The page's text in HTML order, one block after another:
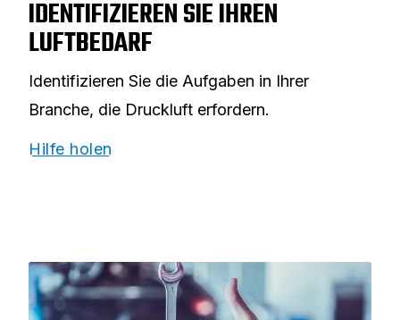
IDENTIFIZIEREN SIE IHREN
LUFTBEDARF
Identifizieren Sie die Aufgaben in Ihrer
Branche, die Druckluft erfordern.
Hilfe holen